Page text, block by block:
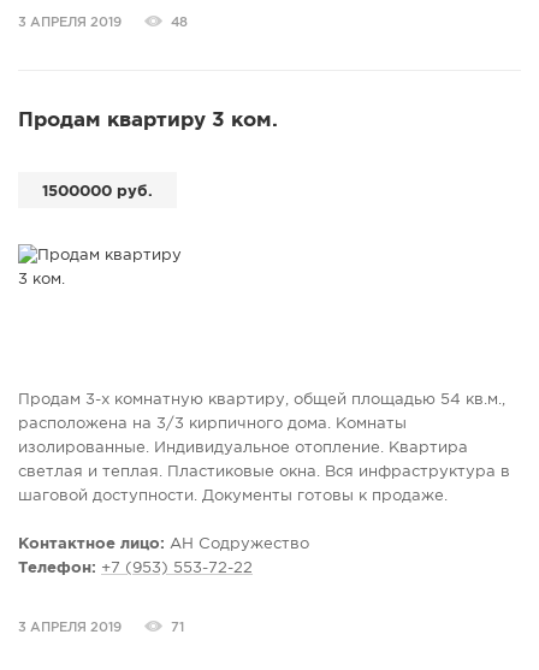
3 АПРЕЛЯ 2019 48
Продам квартиру 3 ком.
1500000 руб.
Продам 3-х комнатную квартиру, общей площадью 54 кв.м.,
расположена на 3/3 кирпичного дома. Комнаты
изолированные. Индивидуальное отопление. Квартира
светлая и теплая. Пластиковые окна. Вся инфраструктура в
шаговой доступности. Документы готовы к продаже.
Контактное лицо: АН Содружество
Телефон: +7 (953) 553-72-22
3 АПРЕЛЯ 2019 71